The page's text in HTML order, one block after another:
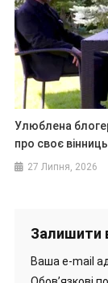
Улюблена
про своє
27 Липня, 2026
Залишити
Ваша e-mail